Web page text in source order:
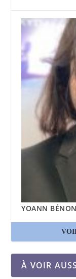
YOANN
À VOIR